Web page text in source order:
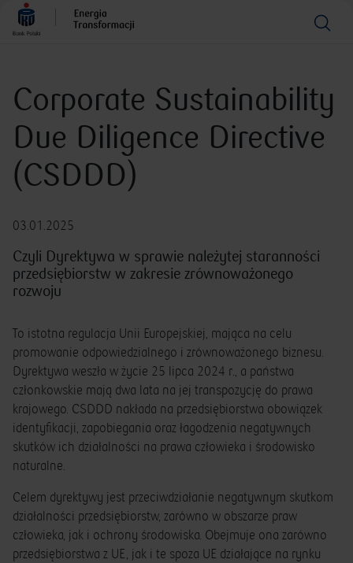
Corporate Sustainability
Due Diligence Directive
(CSDDD)
03.01.2025
Czyli Dyrektywa w sprawie należytej staranności
przedsiębiorstw w zakresie zrównoważonego
rozwoju
To istotna regulacja Unii Europejskiej, mająca na celu
promowanie odpowiedzialnego i zrównoważonego biznesu.
Dyrektywa weszła w życie 25 lipca 2024 r., a państwa
członkowskie mają dwa lata na jej transpozycję do prawa
krajowego. CSDDD nakłada na przedsiębiorstwa obowiązek
identyfikacji, zapobiegania oraz łagodzenia negatywnych
skutków ich działalności na prawa człowieka i środowisko
naturalne.
Celem dyrektywy jest przeciwdziałanie negatywnym skutkom
działalności przedsiębiorstw, zarówno w obszarze praw
człowieka, jak i ochrony środowiska. Obejmuje ona zarówno
przedsiębiorstwa z UE, jak i te spoza UE działające na rynku